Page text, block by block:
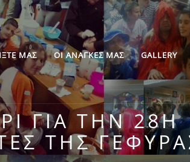
ΜΑΣ ΟΙ ΑΝΑΓΚΕΣ ΜΑΣ GALLERY
ΓΙΑ ΤΗΝ 28Η
ΤΗΣ